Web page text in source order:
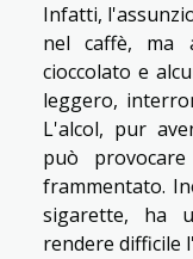
Infatti,
nel caffè, ma
cioccolato e
leggero,
L'alcol, pur
può
frammentato.
sigarette, ha
rendere difficile